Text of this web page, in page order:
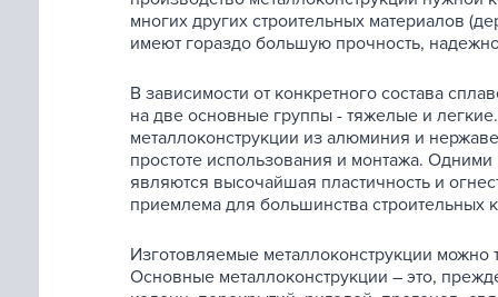
многих других строительных материалов
имеют гораздо большую прочность,
В зависимости от конкретного состава
на две основные группы - тяжелые и
металлоконструкции из алюминия и
простоте использования и монтажа.
являются высочайшая пластичность и
приемлема для большинства строительных
Изготовляемые металлоконструкции
Основные металлоконструкции – это,